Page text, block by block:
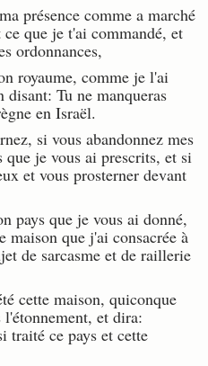
présence comme a marché
que je t'ai commandé, et
ordonnances,
royaume, comme je l'ai
Tu ne manqueras
en Israël.
si vous abandonnez mes
que je vous ai prescrits, et si
et vous prosterner devant
pays que je vous ai donné,
que j'ai consacrée à
de sarcasme et de raillerie
cette maison, quiconque
l'étonnement, et dira:
traité ce pays et cette